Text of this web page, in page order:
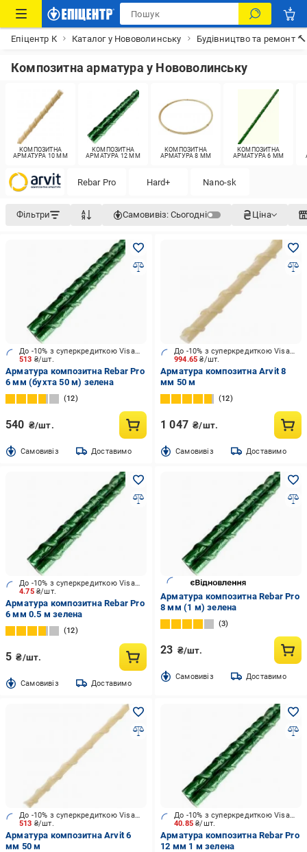
Епіцентр К Каталог у Нововолинську Будівництво та ремонт
Композитна арматура у Нововолинську
КОМПОЗИТНА
АРМАТУРА 10 ММ
КОМПОЗИТНА
АРМАТУРА 12 ММ
КОМПОЗИТНА
АРМАТУРА 8 ММ
КОМПОЗИТНА
АРМАТУРА 6 ММ
Rebar Pro Hard+ Nano-sk
Фільтри Самовивіз: Сьогодні Ціна
513 ₴/шт.
До -10% з суперкредиткою Visa Вигода
Арматура композитна Rebar Pro
6 мм (бухта 50 м) зелена
12
540 ₴/шт.
Cамовивіз Доставимо
994.65₴/шт.
До -10% з суперкредиткою Visa Вигода
Арматура композитна Arvit 8
мм 50 м
12
1 047 ₴/шт.
Cамовивіз Доставимо
4.75 ₴/шт.
До -10% з суперкредиткою Visa Вигода
Арматура композитна Rebar Pro
6 мм 0.5 м зелена
12
5 ₴/шт.
Cамовивіз Доставимо
Арматура композитна Rebar Pro
8 мм (1 м) зелена
3
23 ₴/шт.
Cамовивіз Доставимо
513 ₴/шт.
До -10% з суперкредиткою Visa Вигода
Арматура композитна Arvit 6
мм 50 м
40.85₴/шт.
До -10% з суперкредиткою Visa Вигода
Арматура композитна Rebar Pro
12 мм 1 м зелена